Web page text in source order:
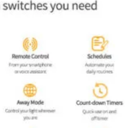
là:
tại